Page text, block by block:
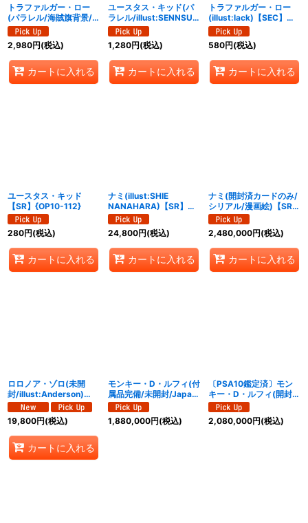
トラファルガー・ロー
(パラレル/海賊旗背景/
漫画絵)【SEC/P】
{OP10-119}
2,980円(税込)
カートに入れる
ユースタス・キッド(パ
ラレル/illust:SENNSU)
【SR/P】{OP10-112}
1,280円(税込)
カートに入れる
トラファルガー・ロー
(illust:lack)【SEC】
{OP10-119}
580円(税込)
カートに入れる
ユースタス・キッド
【SR】{OP10-112}
280円(税込)
カートに入れる
ナミ(illust:SHIE
NANAHARA)【SR】
{OP08-106}
24,800円(税込)
カートに入れる
ナミ(開封済カードのみ/
シリアル/漫画絵)【SR】
{OP08-106}
2,480,000円(税込)
カートに入れる
ロロノア・ゾロ(未開
封/illust:Anderson)
【SR】{OP15-113}
19,800円(税込)
カートに入れる
モンキー・D・ルフィ(付
属品完備/未開封/Japan/
シリアル/漫画絵)
【SEC】{EB04-061}
1,880,000円(税込)
〔PSA10鑑定済〕モン
キー・D・ルフィ(開封済
みカードのみ/Japan/シ
リアル/漫画絵)【SEC】
{EB04-061}
2,080,000円(税込)